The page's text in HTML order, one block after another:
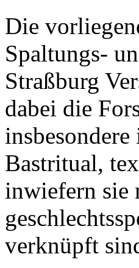
Die
Spaltungs-
Straßburg
dabei die
Bastritual,
inwiefern sie
verknüpft